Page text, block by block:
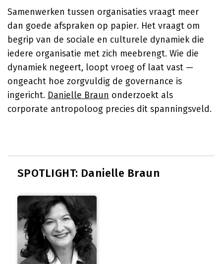
Samenwerken tussen organisaties vraagt meer
dan goede afspraken op papier. Het vraagt om
begrip van de sociale en culturele dynamiek die
iedere organisatie met zich meebrengt. Wie die
dynamiek negeert, loopt vroeg of laat vast —
ongeacht hoe zorgvuldig de governance is
ingericht. Danielle Braun onderzoekt als
corporate antropoloog precies dit spanningsveld.
SPOTLIGHT: Danielle Braun